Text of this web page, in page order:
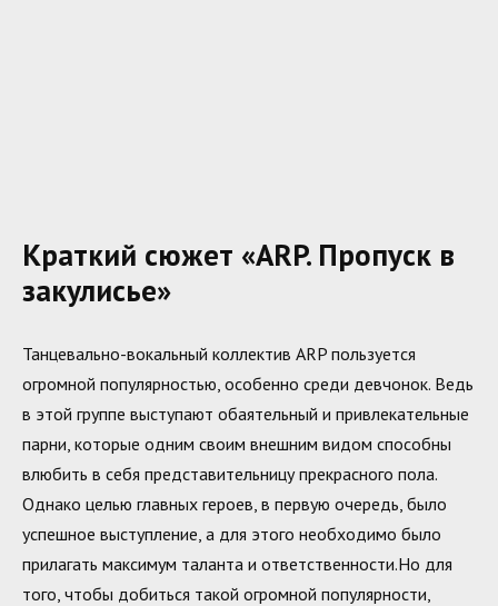
Краткий сюжет «ARP. Пропуск в
закулисье»
Танцевально-вокальный коллектив ARP пользуется
огромной популярностью, особенно среди девчонок. Ведь
в этой группе выступают обаятельный и привлекательные
парни, которые одним своим внешним видом способны
влюбить в себя представительницу прекрасного пола.
Однако целью главных героев, в первую очередь, было
успешное выступление, а для этого необходимо было
прилагать максимум таланта и ответственности.Но для
того, чтобы добиться такой огромной популярности,